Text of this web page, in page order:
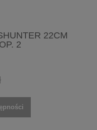
22CM
2